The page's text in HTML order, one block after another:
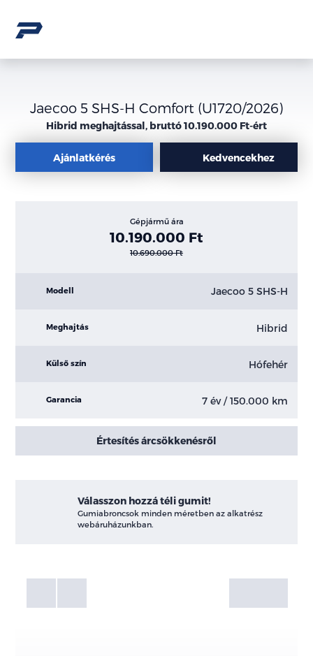
Jaecoo 5 SHS-H Comfort (U1720/2026)
Hibrid meghajtással, bruttó 10.190.000 Ft-ért
Ajánlatkérés Kedvencekhez
Gépjármű ára
10.190.000 Ft
10.690.000 Ft
Modell Jaecoo 5 SHS-H
Meghajtás Hibrid
Külső szín Hófehér
Garancia 7 év / 150.000 km
Értesítés árcsökkenésről
Válasszon hozzá téli gumit!
Gumiabroncsok minden méretben az alkatrész
webáruházunkban.
Galéria